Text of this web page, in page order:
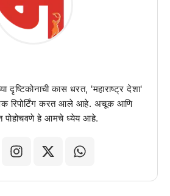
दृष्टिकोनाची कास धरत, 'महाराष्ट्र देशा'
रिपोर्टिंग करत आले आहे. अचूक आणि
पोहोचवणे हे आमचे ध्येय आहे.